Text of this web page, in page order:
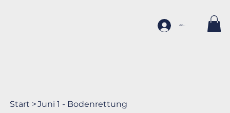
Start >Juni 1 - Bodenrettung
Anmelden